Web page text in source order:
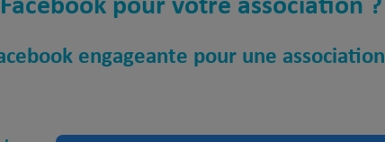
engageante pour une association